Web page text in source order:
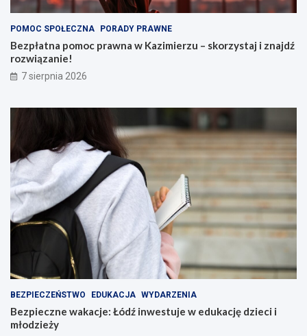
POMOC SPOŁECZNA PORADY PRAWNE
Bezpłatna pomoc prawna w Kazimierzu – skorzystaj i znajdź
rozwiązanie!
7 sierpnia 2026
BEZPIECZEŃSTWO EDUKACJA WYDARZENIA
Bezpieczne wakacje: Łódź inwestuje w edukację dzieci i
młodzieży